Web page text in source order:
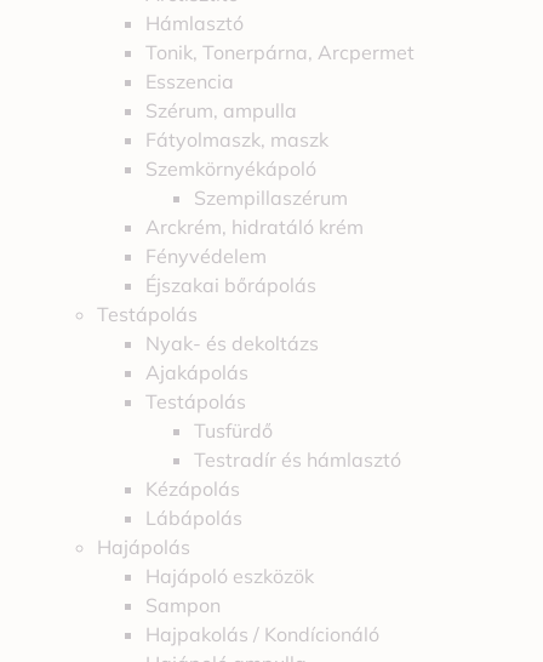
Hámlasztó
Tonik, Tonerpárna, Arcpermet
Esszencia
Szérum, ampulla
Fátyolmaszk, maszk
Szemkörnyékápoló
Szempillaszérum
Arckrém, hidratáló krém
Fényvédelem
Éjszakai bőrápolás
Testápolás
Nyak- és dekoltázs
Ajakápolás
Testápolás
Tusfürdő
Testradír és hámlasztó
Kézápolás
Lábápolás
Hajápolás
Hajápoló eszközök
Sampon
Hajpakolás / Kondícionáló